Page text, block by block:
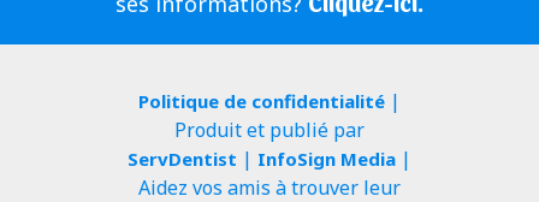
Politique de confidentialité|
Produit et publié par
ServDentist | InfoSign Media|
Aidez vos amis à trouver leur